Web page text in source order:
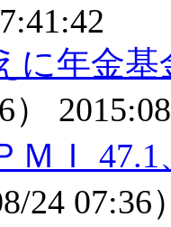
年金基
）
ＭＩ
24